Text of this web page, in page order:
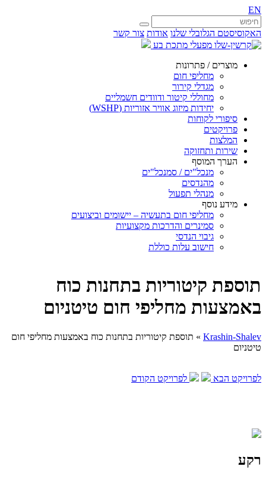
EN
האקוסיסטם הגלובלי שלנו אודות צור קשר
מוצרים / פתרונות
מחליפי חום
מגדלי קירור
מחוללי קיטור ודוודים חשמליים
יחידות מיזוג אוויר אזוריות (WSHP)
סיפורי לקוחות
פרויקטים
המלצות
שירות ותחזוקה
הערך המוסף
מנכל"ים / סמנכל"ים
מהנדסים
מנהלי תפעול
מידע נוסף
מחליפי חום בתעשיה – יישומים וביצועים
סמינרים והדרכות מקצועיות
גיבוי הנדסי
חישוב עלות כוללת
תוספת קיטוריות בתחנות כוח
באמצעות מחליפי חום טיטניום
Krashin-Shalev
» תוספת קיטוריות בתחנות כוח באמצעות מחליפי חום
טיטניום
לפרויקט הבא לפרויקט הקודם
רקע